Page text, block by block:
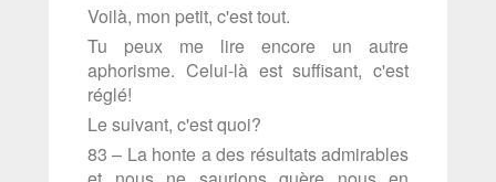
Voilà, mon petit, c'est tout.
Tu peux me lire encore un autre
aphorisme. Celui-là est suffisant, c'est
réglé!
Le suivant, c'est quoi?
83 – La honte a des résultats admirables